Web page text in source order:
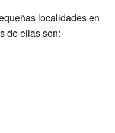
localidades en
de ellas son: